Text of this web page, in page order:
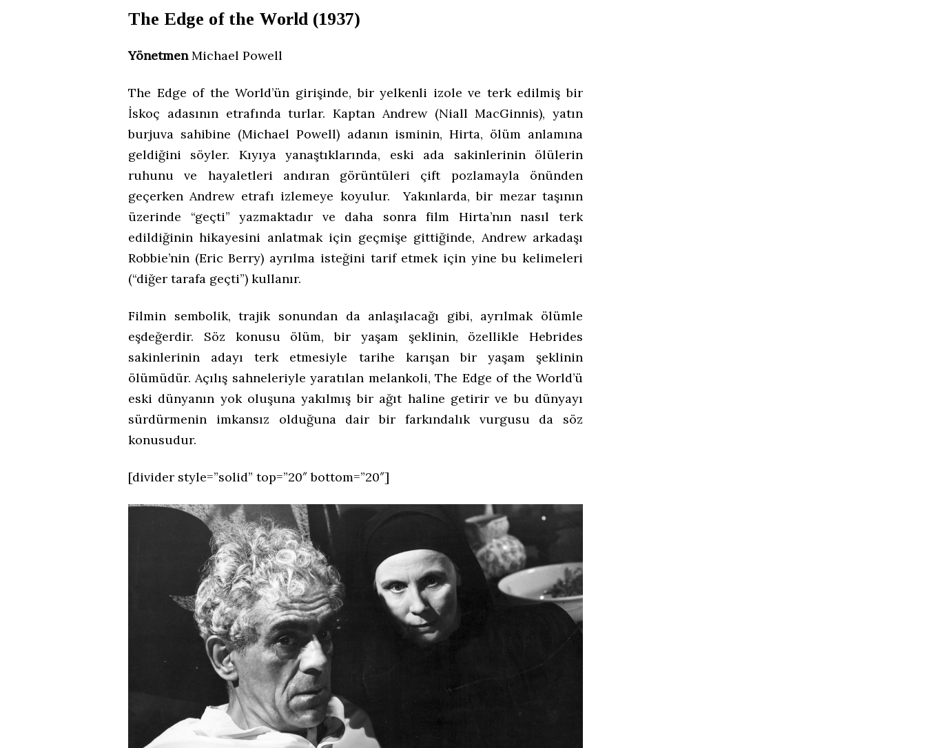
The Edge of the World (1937)
YönetmenMichael Powell
The Edge of the World’ün girişinde, bir yelkenli izole ve terk edilmiş bir
İskoç adasının etrafında turlar. Kaptan Andrew (Niall MacGinnis), yatın
burjuva sahibine (Michael Powell) adanın isminin, Hirta, ölüm anlamına
geldiğini söyler. Kıyıya yanaştıklarında, eski ada sakinlerinin ölülerin
ruhunu ve hayaletleri andıran görüntüleri çift pozlamayla önünden
geçerken Andrew etrafı izlemeye koyulur. Yakınlarda, bir mezar taşının
üzerinde “geçti” yazmaktadır ve daha sonra film Hirta’nın nasıl terk
edildiğinin hikayesini anlatmak için geçmişe gittiğinde, Andrew arkadaşı
Robbie’nin (Eric Berry) ayrılma isteğini tarif etmek için yine bu kelimeleri
(“diğer tarafa geçti”) kullanır.
Filmin sembolik, trajik sonundan da anlaşılacağı gibi, ayrılmak ölümle
eşdeğerdir. Söz konusu ölüm, bir yaşam şeklinin, özellikle Hebrides
sakinlerinin adayı terk etmesiyle tarihe karışan bir yaşam şeklinin
ölümüdür. Açılış sahneleriyle yaratılan melankoli, The Edge of the World’ü
eski dünyanın yok oluşuna yakılmış bir ağıt haline getirir ve bu dünyayı
sürdürmenin imkansız olduğuna dair bir farkındalık vurgusu da söz
konusudur.
[divider style=”solid” top=”20″ bottom=”20″]